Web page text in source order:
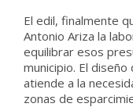
El edil, finalmente
Antonio Ariza la
equilibrar esos
municipio. El
atiende a la
zonas de